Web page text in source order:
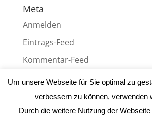
Meta
Anmelden
Eintrags-Feed
Kommentar-Feed
WordPress.org
Um unsere Webseite für Sie optimal zu
verbessern zu können, verwenden
Durch die weitere Nutzung der